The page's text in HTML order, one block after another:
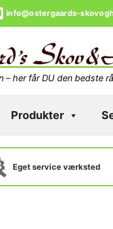
info@ostergaards-
– her får DU den bedste
Produkter
Eget service værksted